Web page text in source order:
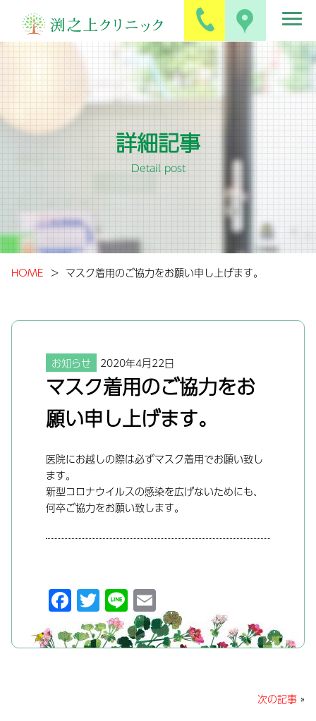
詳細記事
Detail post
HOME マスク着用のご協力をお願い申し上げます。
お知らせ 2020年4月22日
マスク着用のご協力をお
願い申し上げます。
医院にお越しの際は必ずマスク着用でお願い致し
ます。
新型コロナウイルスの感染を広げないためにも、
何卒ご協力をお願い致します。
F
a
c
T
w
itt
Li
n
e
m
ai
次の記事 »